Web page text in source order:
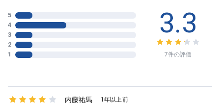
5
4
3
2
1
3.3
7件の評価
内藤祐馬 1年以上前